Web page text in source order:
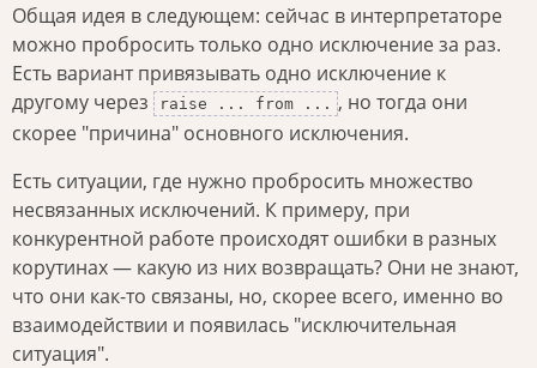
Общая идея в следующем: сейчас в интерпретаторе
можно пробросить только одно исключение за раз.
Есть вариант привязывать одно исключение к
другому через
raise ... from ... , но тогда они
скорее "причина" основного исключения.
Есть ситуации, где нужно пробросить множество
несвязанных исключений. К примеру, при
конкурентной работе происходят ошибки в разных
корутинах — какую из них возвращать? Они не знают,
что они как-то связаны, но, скорее всего, именно во
взаимодействии и появилась "исключительная
ситуация".